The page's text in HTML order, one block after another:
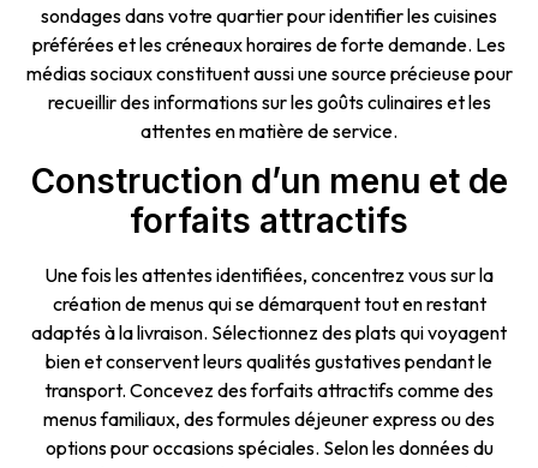
sondages dans votre quartier pour identifier les cuisines
préférées et les créneaux horaires de forte demande. Les
médias sociaux constituent aussi une source précieuse pour
recueillir des informations sur les goûts culinaires et les
attentes en matière de service.
Construction d’un menu et de
forfaits attractifs
Une fois les attentes identifiées, concentrez vous sur la
création de menus qui se démarquent tout en restant
adaptés à la livraison. Sélectionnez des plats qui voyagent
bien et conservent leurs qualités gustatives pendant le
transport. Concevez des forfaits attractifs comme des
menus familiaux, des formules déjeuner express ou des
options pour occasions spéciales. Selon les données du